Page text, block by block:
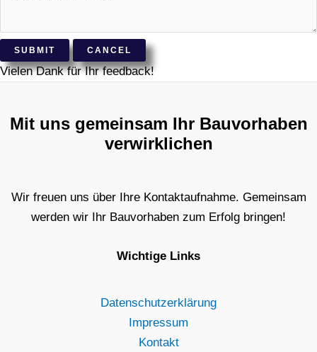
SUBMIT CANCEL
Vielen Dank für Ihr feedback!
Mit uns gemeinsam Ihr Bauvorhaben
verwirklichen
Wir freuen uns über Ihre Kontaktaufnahme. Gemeinsam
werden wir Ihr Bauvorhaben zum Erfolg bringen!
Wichtige Links
Datenschutzerklärung
Impressum
Kontakt